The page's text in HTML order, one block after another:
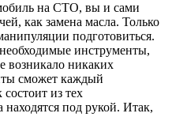
на СТО, вы и сами
как замена масла. Только
подготовиться.
инструменты,
возникало никаких
сможет каждый
из тех
находятся под рукой. Итак,